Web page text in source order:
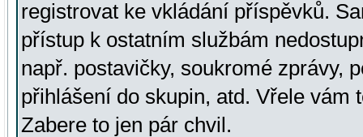
registrovat ke vkládání příspěvků.
přístup k ostatním službám
např. postavičky, soukromé zprávy,
přihlášení do skupin, atd. Vřele vám
Zabere to jen pár chvil.